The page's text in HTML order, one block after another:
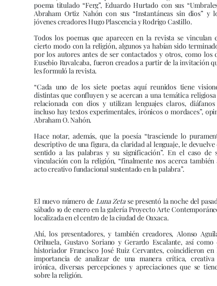
poema titulado “Ferg”, Eduardo Hurtado con sus
Abraham Ortiz Nahón con sus “Instantáneas sin dios” y
jóvenes creadores Hugo Plascencia y Rodrigo Castillo.
Todos los poemas que aparecen en la revista se vinculan
cierto modo con la religión, algunos ya habían sido
por los autores antes de ser contactados y otros, como los
Eusebio Ruvalcaba, fueron creados a partir de la invitación
les formuló la revista.
“Cada uno de los siete poetas aquí reunidos tiene
distintas que confluyen y se acercan a una temática
relacionada con dios y utilizan lenguajes claros,
incluso hay textos experimentales, irónicos o mordaces”,
Abraham O. Nahón.
Hace notar, además, que la poesía “trasciende lo
descriptivo de una figura, da claridad al lenguaje, le devuelve
sentido a las palabras y su significación”. En el caso de
vinculación con la religión, “finalmente nos acerca también
acto creativo fundacional sustentado en la palabra”.
El nuevo número deLuna Zetase presentó la noche del
sábado 19 de enero en la galería Proyecto Arte
localizada en el centro de la ciudad de Oaxaca.
Ahí, los presentadores, y también creadores, Alonso
Orihuela, Gustavo Soriano y Gerardo Escalante, así como
historiador Francisco José Ruiz Cervantes, coincidieron en
importancia de analizar de una manera crítica,
irónica, diversas percepciones y apreciaciones que se
sobre la religión.